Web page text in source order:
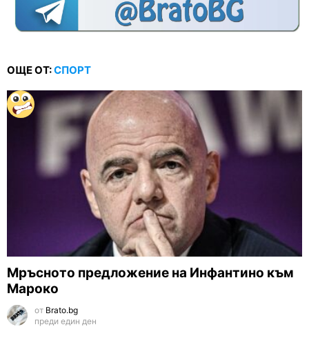
ОЩЕ ОТ:СПОРТ
Мръсното предложение на Инфантино към
Мароко
от Brato.bg
преди един ден